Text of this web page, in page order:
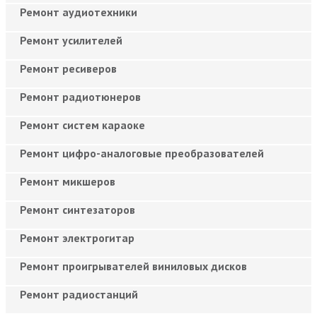
Ремонт аудиотехники
Ремонт усилителей
Ремонт ресиверов
Ремонт радиотюнеров
Ремонт систем караоке
Ремонт цифро-аналоговые преобразователей
Ремонт микшеров
Ремонт синтезаторов
Ремонт электрогитар
Ремонт проигрывателей виниловых дисков
Ремонт радиостанций